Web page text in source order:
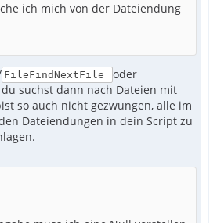
ich mich von der Dateiendung
FileFindNextFile oder
suchst dann nach Dateien mit
so auch nicht gezwungen, alle im
Dateiendungen in dein Script zu